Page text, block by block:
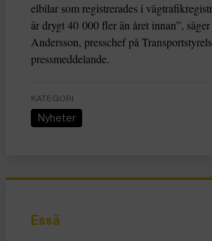
elbilar som registrerades i
är drygt 40 000 fler än året innan”,
Andersson, presschef på
pressmeddelande.
KATEGORI
Nyheter
Essä